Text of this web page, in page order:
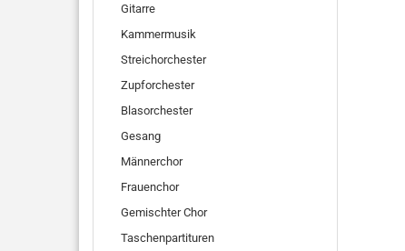
Gitarre
Kammermusik
Streichorchester
Zupforchester
Blasorchester
Gesang
Männerchor
Frauenchor
Gemischter Chor
Taschenpartituren